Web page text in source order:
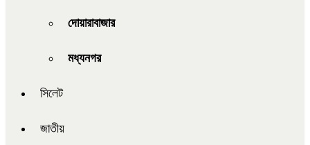
দোয়ারাবাজার
মধ্যনগর
সিলেট
জাতীয়